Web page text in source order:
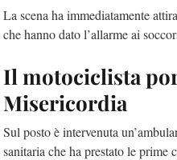
La scena ha immediatamente
che hanno dato l’allarme ai
Il motociclista
Misericordia
Sul posto è intervenuta
sanitaria che ha prestato le prime